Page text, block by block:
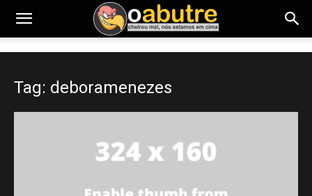
Tag: deboramenezes